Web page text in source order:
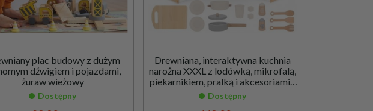
plac budowy z dużym
dźwigiem i pojazdami,
żuraw wieżowy
Dostępny
Drewniana, interaktywna kuchnia
narożna XXXL z lodówką, mikrofalą,
piekarnikiem, pralką i akcesoriami -
naturalna
Dostępny